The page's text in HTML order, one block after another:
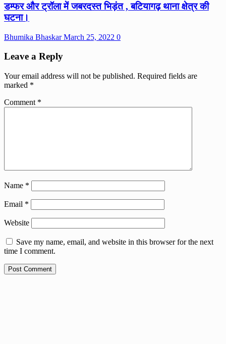
डम्फर और ट्रॉला में जबरदस्त भिड़ंत , बटियागढ़ थाना क्षेत्र की
घटना।
Bhumika BhaskarMarch 25, 2022 0
Leave a Reply
Your email address will not be published. Required fields are
marked *
Comment *
Name *
Email *
Website
Save my name, email, and website in this browser for the next
time I comment.